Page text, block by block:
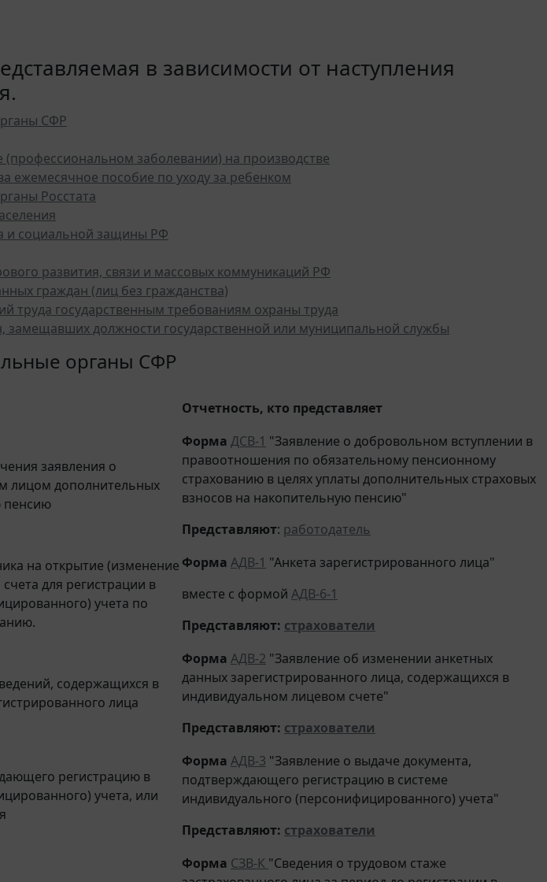
в зависимости от наступления
СФР
заболевании) на производстве
ежемесячное пособие по уходу за ребенком
Росстата
и социальной защины РФ
развития, связи и массовых коммуникаций РФ
граждан (лиц без гражданства)
труда государственным требованиям охраны труда
замещавших должности государственной или муниципальной службы
органы СФР
Отчетность, кто представляет
заявления о
лицом дополнительных
пенсию
Форма ДСВ-1 "Заявление о добровольном вступлении в
правоотношения по обязательному пенсионному
страхованию в целях уплаты дополнительных страховых
взносов на накопительную пенсию"
Представляют: работодатель
на открытие (изменение
для регистрации в
учета по
Форма АДВ-1 "Анкета зарегистрированного лица"
вместе с формой АДВ-6-1
Представляют: страхователи
содержащихся в
лица
Форма АДВ-2 "Заявление об изменении анкетных
данных зарегистрированного лица, содержащихся в
индивидуальном лицевом счете"
Представляют: страхователи
регистрацию в
учета, или
Форма АДВ-3 "Заявление о выдаче документа,
подтверждающего регистрацию в системе
индивидуального (персонифицированного) учета"
Представляют: страхователи
Форма СЗВ-К "Сведения о трудовом стаже